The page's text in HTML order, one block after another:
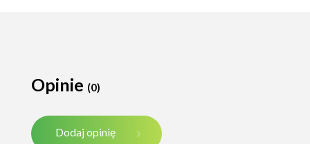
Opinie (0)
Dodaj opinię